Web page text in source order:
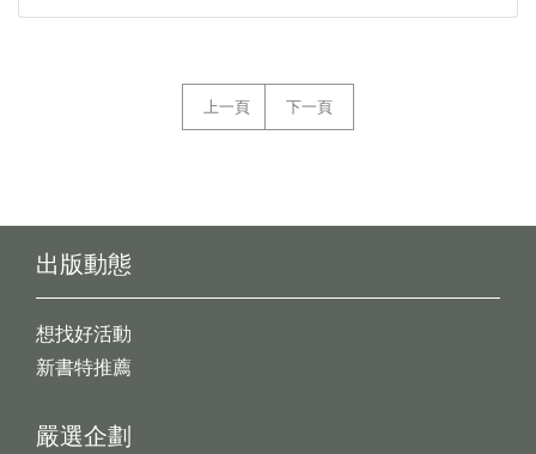
上一頁 下一頁
出版動態
想找好活動
新書特推薦
嚴選企劃